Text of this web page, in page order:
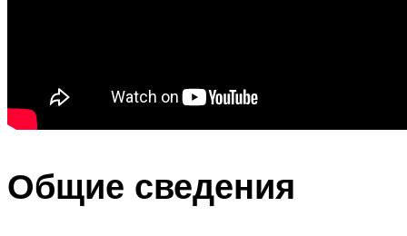
Общие сведения